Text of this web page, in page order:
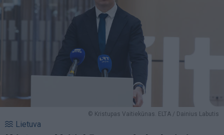
© Kristupas Vaitiekūnas. ELTA / Dainius Labutis
Lietuva